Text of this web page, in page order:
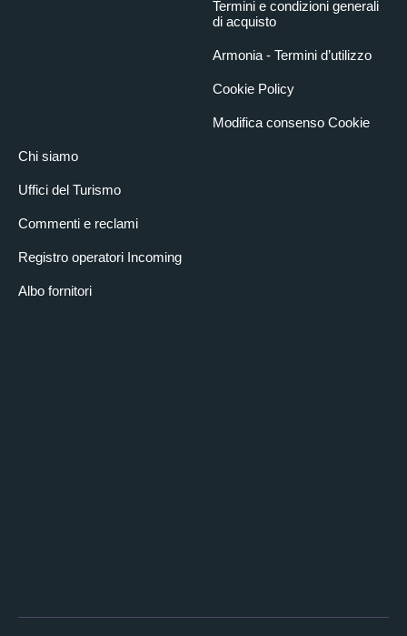
Chi siamo
Uffici del Turismo
Commenti e reclami
Registro operatori Incoming
Albo fornitori
Termini e condizioni generali
di acquisto
Armonia - Termini d’utilizzo
Cookie Policy
Modifica consenso Cookie